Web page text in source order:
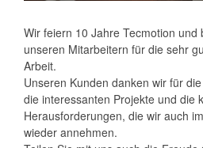
Wir feiern 10 Jahre Tecmotion und
unseren Mitarbeitern für die sehr
Arbeit.
Unseren Kunden danken wir für
die interessanten Projekte und die
Herausforderungen, die wir auch
wieder annehmen.